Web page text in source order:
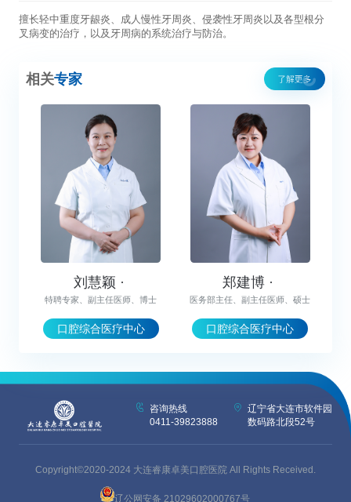
擅长轻中重度牙龈炎、成人慢性牙周炎、侵袭性牙周炎以及各型根分
叉病变的治疗，以及牙周病的系统治疗与防治。
相关专家
刘慧颖 ·
特聘专家、副主任医师、博士
口腔综合医疗中心
郑建博 ·
医务部主任、副主任医师、硕士
口腔综合医疗中心
咨询热线
0411-39823888
辽宁省大连市软件园
数码路北段52号
Copyright©2020-2024 大连睿康卓美口腔医院 All Rights Received.
辽公网安备 21029602000767号